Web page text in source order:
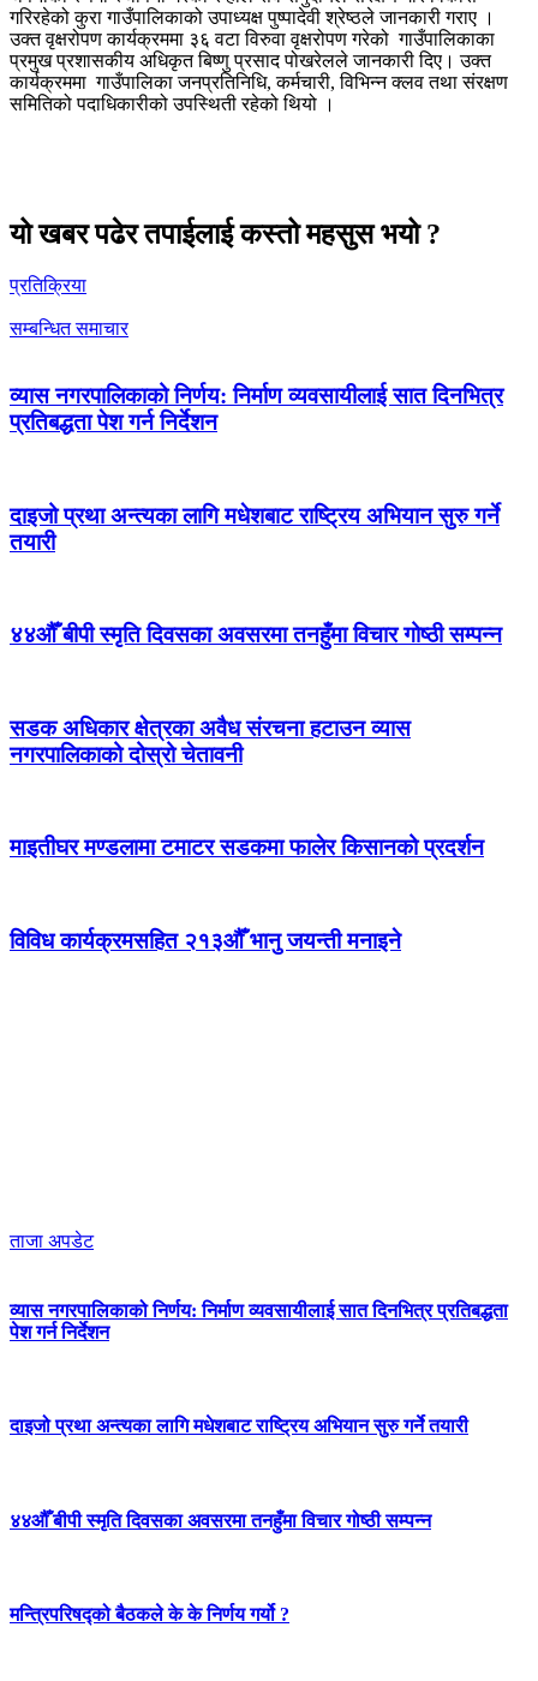
गरिरहेको कुरा गाउँपालिकाको उपाध्यक्ष पुष्पादेवी श्रेष्ठले जानकारी गराए ।
उक्त वृक्षरोपण कार्यक्रममा ३६ वटा विरुवा वृक्षरोपण गरेको गाउँपालिकाका
प्रमुख प्रशासकीय अधिकृत बिष्णु प्रसाद पोखरेलले जानकारी दिए। उक्त
कार्यक्रममा गाउँपालिका जनप्रतिनिधि, कर्मचारी, विभिन्न क्लव तथा संरक्षण
समितिको पदाधिकारीको उपस्थिती रहेको थियो ।
यो खबर पढेर तपाईलाई कस्तो महसुस भयो ?
प्रतिक्रिया
सम्बन्धित समाचार
व्यास नगरपालिकाको निर्णय: निर्माण व्यवसायीलाई सात दिनभित्र
प्रतिबद्धता पेश गर्न निर्देशन
दाइजो प्रथा अन्त्यका लागि मधेशबाट राष्ट्रिय अभियान सुरु गर्ने
तयारी
४४औँ बीपी स्मृति दिवसका अवसरमा तनहुँमा विचार गोष्ठी सम्पन्न
सडक अधिकार क्षेत्रका अवैध संरचना हटाउन व्यास
नगरपालिकाको दोस्रो चेतावनी
माइतीघर मण्डलामा टमाटर सडकमा फालेर किसानको प्रदर्शन
विविध कार्यक्रमसहित २१३औँ भानु जयन्ती मनाइने
ताजा अपडेट
व्यास नगरपालिकाको निर्णय: निर्माण व्यवसायीलाई सात दिनभित्र प्रतिबद्धता
पेश गर्न निर्देशन
दाइजो प्रथा अन्त्यका लागि मधेशबाट राष्ट्रिय अभियान सुरु गर्ने तयारी
४४औँ बीपी स्मृति दिवसका अवसरमा तनहुँमा विचार गोष्ठी सम्पन्न
मन्त्रिपरिषद्को बैठकले के के निर्णय गर्यो ?